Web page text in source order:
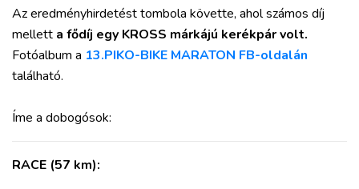
Az eredményhirdetést tombola követte, ahol számos díj
mellett a fődíj egy KROSS márkájú kerékpár volt.
Fotóalbum a 13.PIKO-BIKE MARATON FB-oldalán
található.
Íme a dobogósok:
RACE (57 km):